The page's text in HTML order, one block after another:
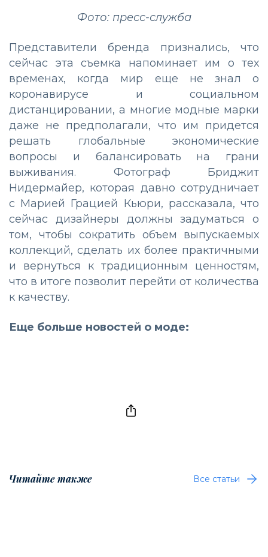
Фото: пресс-служба
Представители бренда признались, что
сейчас эта съемка напоминает им о тех
временах, когда мир еще не знал о
коронавирусе и социальном
дистанцировании, а многие модные марки
даже не предполагали, что им придется
решать глобальные экономические
вопросы и балансировать на грани
выживания. Фотограф Бриджит
Нидермайер, которая давно сотрудничает
с Марией Грацией Кьюри, рассказала, что
сейчас дизайнеры должны задуматься о
том, чтобы сократить объем выпускаемых
коллекций, сделать их более практичными
и вернуться к традиционным ценностям,
что в итоге позволит перейти от количества
к качеству.
Еще больше новостей о моде:
Читайте также Все статьи